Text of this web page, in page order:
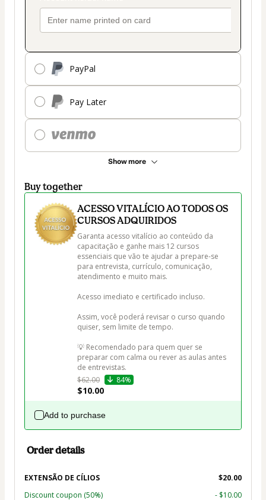
PayPal
Pay Later
Show more
Buy together
ACESSO VITALÍCIO AO TODOS OS
CURSOS ADQUIRIDOS
Garanta acesso vitalício ao conteúdo da
capacitação e ganhe mais 12 cursos
essenciais que vão te ajudar a prepare-se
para entrevista, currículo, comunicação,
atendimento e muito mais.
Acesso imediato e certificado incluso.
Assim, você poderá revisar o curso quando
quiser, sem limite de tempo.
💡 Recomendado para quem quer se
preparar com calma ou rever as aulas antes
de entrevistas.
$62.00
84%
$10.00
Add to purchase
Order details
EXTENSÃO DE CÍLIOS
$20.00
Discount coupon (50%) - $10.00